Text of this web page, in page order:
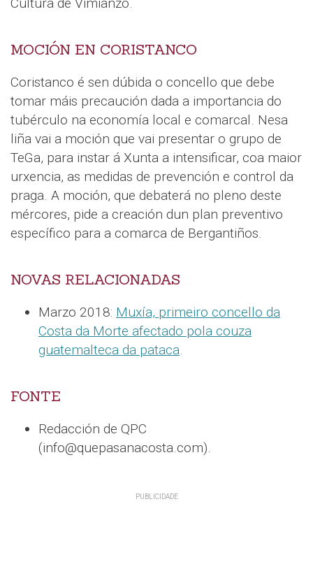
MOCIÓN EN CORISTANCO
Coristanco é sen dúbida o concello que debe
tomar máis precaución dada a importancia do
tubérculo na economía local e comarcal. Nesa
liña vai a moción que vai presentar o grupo de
TeGa, para instar á Xunta a intensificar, coa maior
urxencia, as medidas de prevención e control da
praga. A moción, que debaterá no pleno deste
mércores, pide a creación dun plan preventivo
específico para a comarca de Bergantiños.
NOVAS RELACIONADAS
Marzo 2018: Muxía, primeiro concello da
Costa da Morte afectado pola couza
guatemalteca da pataca.
FONTE
Redacción de QPC
(info@quepasanacosta.com).